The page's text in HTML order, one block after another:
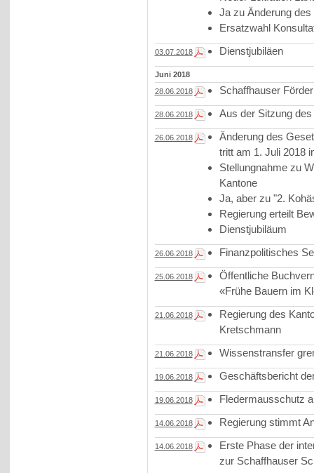
Ja zu Änderung
Ersatzwahl
03.07.2018 Dienstjubiläen
Juni 2018
28.06.2018
Schaffhauser
28.06.2018 Aus der Sitzung
26.06.2018
Änderung des
tritt am 1. Juli 2018
Stellungnahme zu
Kantone
Ja, aber zu "2.
Regierung erteilt
Dienstjubiläum
26.06.2018 Finanzpolitisches
25.06.2018
Öffentliche
«Frühe Bauern im
21.06.2018
Regierung des
Kretschmann
21.06.2018 Wissenstransfer
19.06.2018 Geschäftsbericht
19.06.2018 Fledermausschutz
14.06.2018 Regierung stimmt
14.06.2018
Erste Phase der
zur Schaffhauser